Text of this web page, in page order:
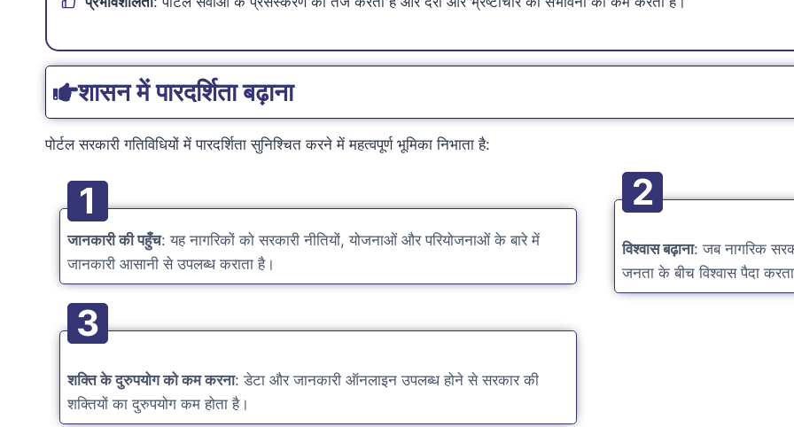
शासन में पारदर्शिता बढ़ाना
पोर्टल सरकारी गतिविधियों में पारदर्शिता सुनिश्चित करने में महत्वपूर्ण भूमिका निभाता है:
1
जानकारी की पहुँच: यह नागरिकों को सरकारी नीतियों, योजनाओं और परियोजनाओं के बारे में
जानकारी आसानी से उपलब्ध कराता है।
2
विश्वास बढ़ाना: जब नागरिक
जनता के बीच विश्वास पैदा
3
शक्ति के दुरुपयोग को कम करना: डेटा और जानकारी ऑनलाइन उपलब्ध होने से सरकार की
शक्तियों का दुरुपयोग कम होता है।